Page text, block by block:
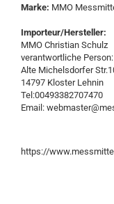
Marke: MMO
Importeur/Hersteller:
MMO Christian Schulz
verantwortliche
Alte Michelsdorfer
14797 Kloster Lehnin
Tel:00493382707470
Email:
https://